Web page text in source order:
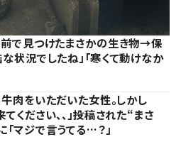
で見つけたまさかの生き物→保
状況でしたね」「寒くて動けなか
肉をいただいた女性。しかし
ください、、」投稿された“まさ
マジで言うてる…？」